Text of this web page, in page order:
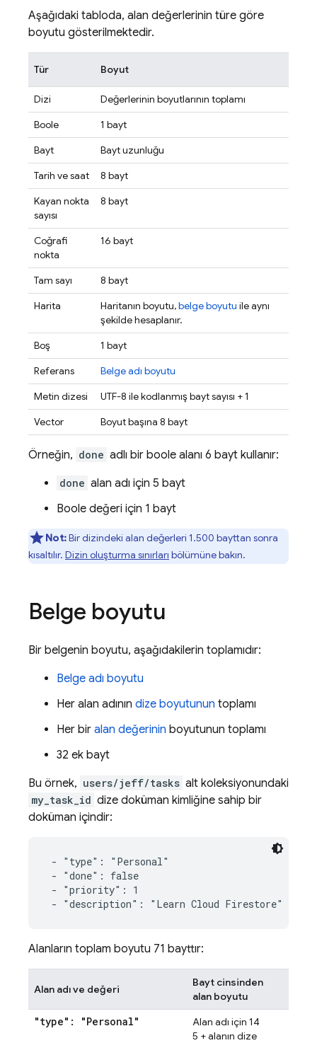
Aşağıdaki tabloda, alan değerlerinin türe göre
boyutu gösterilmektedir.
Tür Boyut
Dizi
Değerlerinin boyutlarının toplamı
Boole
1 bayt
Bayt
Bayt uzunluğu
Tarih ve saat
8 bayt
Kayan nokta
sayısı
8 bayt
Coğrafi
nokta
16 bayt
Tam sayı
8 bayt
Harita
Haritanın boyutu,belge boyutu ile aynı
şekilde hesaplanır.
Boş
1 bayt
Referans
Belge adı boyutu
Metin dizesi
UTF-8 ile kodlanmış bayt sayısı + 1
Vector
Boyut başına 8 bayt
Örneğin, done adlı bir boole alanı 6 bayt kullanır:
done alan adı için 5 bayt
Boole değeri için 1 bayt
Not:Bir dizindeki alan değerleri 1.500 bayttan sonra
kısaltılır. Dizin oluşturma sınırları bölümüne bakın.
Belge boyutu
Bir belgenin boyutu, aşağıdakilerin toplamıdır:
Belge adı boyutu
Her alan adının dize boyutunun toplamı
Her bir alan değerinin boyutunun toplamı
32 ek bayt
Bu örnek, users/jeff/tasks alt koleksiyonundaki
my_task_id dize doküman kimliğine sahip bir
doküman içindir:
- "type": "Personal"
- "done": false
- "priority": 1
- "description": "Learn Cloud Firestore"
Alanların toplam boyutu 71 bayttır:
Alan adı ve değeri
Bayt cinsinden
alan boyutu
"type": "Personal"
Alan adı için 14
5 + alanın dize